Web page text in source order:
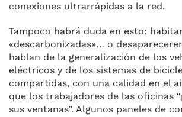
conexiones ultrarrápidas a la red.
Tampoco habrá duda en esto:
«descarbonizadas»… o
hablan de la generalización de los
eléctricos y de los sistemas de
compartidas, con una calidad en el
que los trabajadores de las oficinas
sus ventanas”. Algunos paneles de